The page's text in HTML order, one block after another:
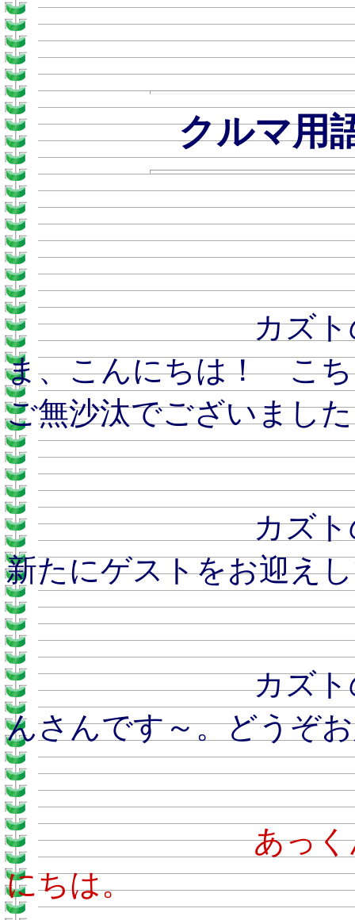
クルマ用
カズトのおと
ま、こんにちは！ こち
ご無沙汰でございまし
カズトのおと
新たにゲストをお迎え
カズトのおと
んさんです～。どうぞ
あ
にちは。